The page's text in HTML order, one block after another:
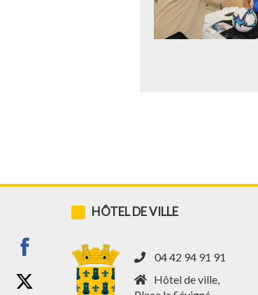
HÔTEL DE VILLE
04 42 94 91 91
Hôtel de ville,
Share